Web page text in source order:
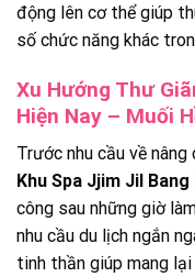
động lên cơ thể giúp
số chức năng khác
Xu Hướng Thư
Hiện Nay – Muối
Trước nhu cầu về
Khu Spa Jjim Jil
công sau những giờ
nhu cầu du lịch ngắn
tinh thần giúp mang